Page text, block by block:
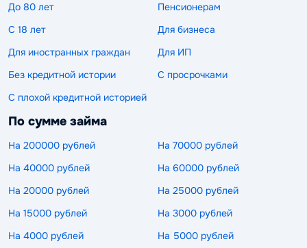
До 80 лет
Пенсионерам
С 18 лет
Для бизнеса
Для иностранных граждан
Для ИП
Без кредитной истории
С просрочками
С плохой кредитной историей
По сумме займа
На 200000 рублей
На 70000 рублей
На 40000 рублей
На 60000 рублей
На 20000 рублей
На 25000 рублей
На 15000 рублей
На 3000 рублей
На 4000 рублей
На 5000 рублей